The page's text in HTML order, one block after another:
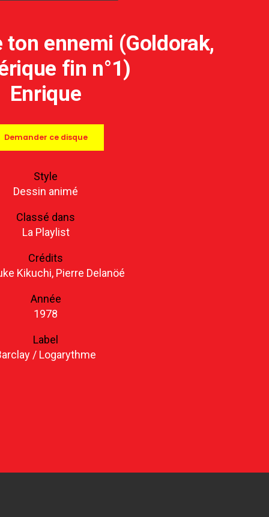
ennemi (Goldorak,
fin n°1)
Enrique
Demander ce disque
Style
Dessin animé
Classé dans
La Playlist
Crédits
Kikuchi, Pierre Delanöé
Année
1978
Label
/ Logarythme